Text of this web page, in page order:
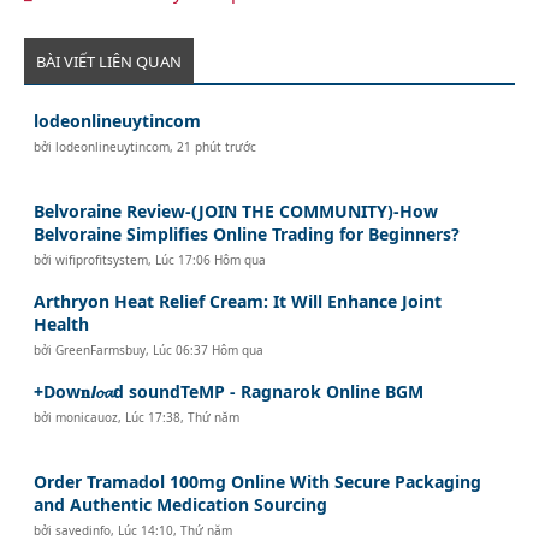
BÀI VIẾT LIÊN QUAN
lodeonlineuytincom
bởilodeonlineuytincom, 21 phút trước
Belvoraine Review-(JOIN THE COMMUNITY)-How
Belvoraine Simplifies Online Trading for Beginners?
bởiwifiprofitsystem, Lúc 17:06 Hôm qua
Arthryon Heat Relief Cream: It Will Enhance Joint
Health
bởiGreenFarmsbuy, Lúc 06:37 Hôm qua
+Dow𝐧𝙡𝓸𝓪d soundTeMP - Ragnarok Online BGM
bởimonicauoz, Lúc 17:38, Thứ năm
Order Tramadol 100mg Online With Secure Packaging
and Authentic Medication Sourcing
bởisavedinfo, Lúc 14:10, Thứ năm